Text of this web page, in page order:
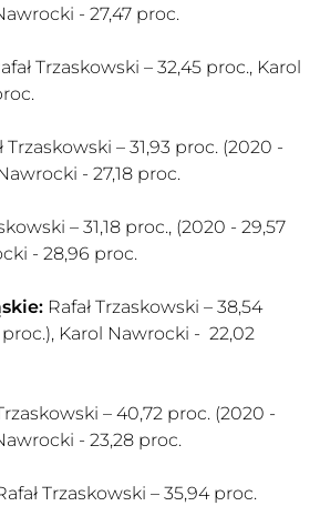
- 27,47 proc.
Trzaskowski – 32,45 proc., Karol
Trzaskowski – 31,93 proc. (2020 -
- 27,18 proc.
– 31,18 proc., (2020 - 29,57
- 28,96 proc.
Rafał Trzaskowski – 38,54
Karol Nawrocki - 22,02
– 40,72 proc. (2020 -
- 23,28 proc.
Trzaskowski – 35,94 proc.